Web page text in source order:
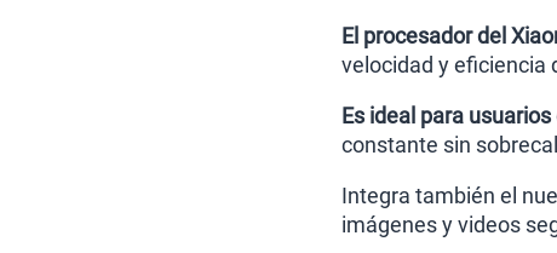
El procesador del
velocidad y eficiencia
Es ideal para
constante sin
Integra también el
imágenes y videos